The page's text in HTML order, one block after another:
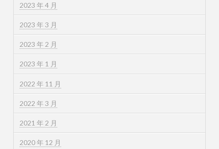
2023 年 4 月
2023 年 3 月
2023 年 2 月
2023 年 1 月
2022 年 11 月
2022 年 3 月
2021 年 2 月
2020 年 12 月